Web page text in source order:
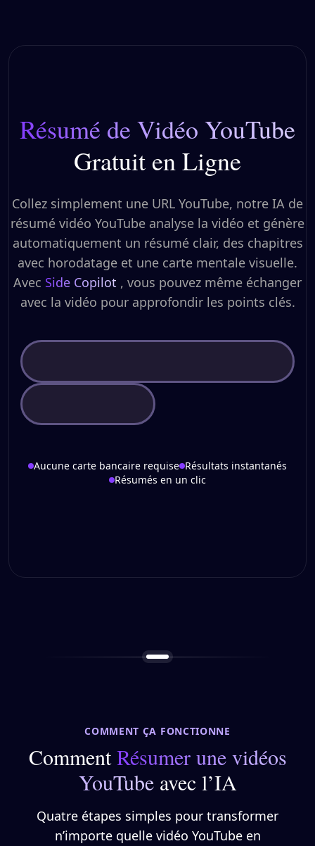
Résumé de Vidéo YouTube
Gratuit en Ligne
Collez simplement une URL YouTube, notre IA de
résumé vidéo YouTube analyse la vidéo et génère
automatiquement un résumé clair, des chapitres
avec horodatage et une carte mentale visuelle.
Avec Side Copilot , vous pouvez même échanger
avec la vidéo pour approfondir les points clés.
Aucune carte bancaire requise Résultats instantanés
Résumés en un clic
COMMENT ÇA FONCTIONNE
CommentRésumer une vidéos
YouTubeavec l’IA
Quatre étapes simples pour transformer
n’importe quelle vidéo YouTube en